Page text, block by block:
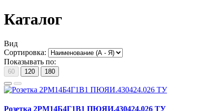
Каталог
Вид
Сортировка:
Показывать по:
60 120 180
Розетка 2РМ14Б4Г1В1 ПЮЯИ.430424.026 ТУ